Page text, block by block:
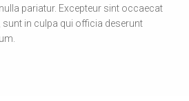
pariatur. Excepteur sint occaecat
in culpa qui officia deserunt